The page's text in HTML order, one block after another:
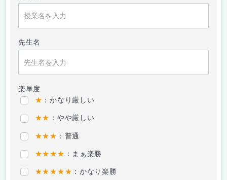
先生名
楽単度
★ ：かなり厳しい
★★ ：やや厳しい
★★★ ：普通
★★★★ ：まぁ楽勝
★★★★★ ：かなり楽勝